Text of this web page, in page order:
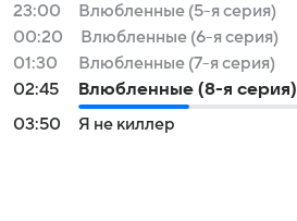
23:00
Влюбленные (5-я серия)
00:20
Влюбленные (6-я серия)
01:30
Влюбленные (7-я серия)
02:45
Влюбленные (8-я серия)
03:50
Я не киллер